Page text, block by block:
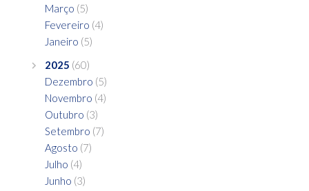
Março (5)
Fevereiro (4)
Janeiro (5)
2025 (60)
Dezembro (5)
Novembro (4)
Outubro (3)
Setembro (7)
Agosto (7)
Julho (4)
Junho (3)